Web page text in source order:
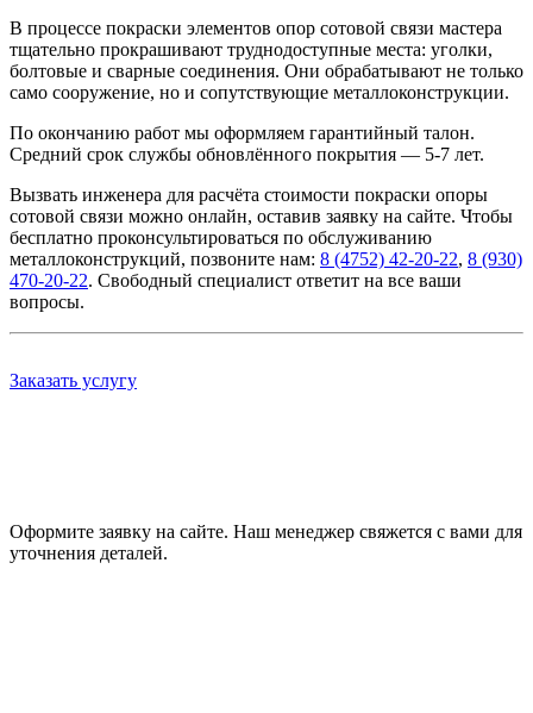
В процессе покраски элементов опор сотовой связи мастера
тщательно прокрашивают труднодоступные места: уголки,
болтовые и сварные соединения. Они обрабатывают не только
само сооружение, но и сопутствующие металлоконструкции.
По окончанию работ мы оформляем гарантийный талон.
Средний срок службы обновлённого покрытия — 5-7 лет.
Вызвать инженера для расчёта стоимости покраски опоры
сотовой связи можно онлайн, оставив заявку на сайте. Чтобы
бесплатно проконсультироваться по обслуживанию
металлоконструкций, позвоните нам: 8 (4752) 42-20-22, 8 (930)
470-20-22. Свободный специалист ответит на все ваши
вопросы.
Заказать услугу
Оформите заявку на сайте. Наш менеджер свяжется с вами для
уточнения деталей.